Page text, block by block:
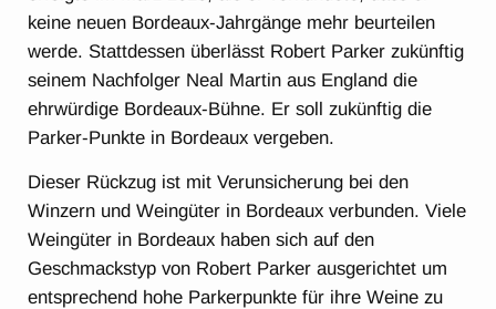
keine neuen Bordeaux-Jahrgänge mehr beurteilen
werde. Stattdessen überlässt Robert Parker zukünftig
seinem Nachfolger Neal Martin aus England die
ehrwürdige Bordeaux-Bühne. Er soll zukünftig die
Parker-Punkte in Bordeaux vergeben.
Dieser Rückzug ist mit Verunsicherung bei den
Winzern und Weingüter in Bordeaux verbunden. Viele
Weingüter in Bordeaux haben sich auf den
Geschmackstyp von Robert Parker ausgerichtet um
entsprechend hohe Parkerpunkte für ihre Weine zu